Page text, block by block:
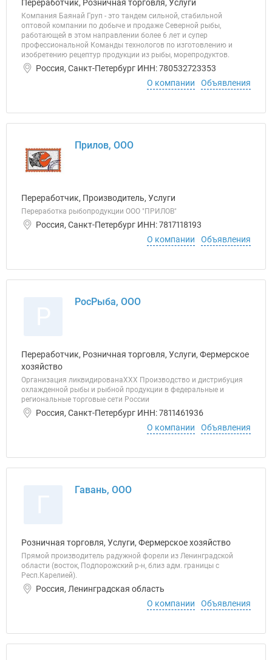
Переработчик, Розничная торговля, Услуги
Компания Баянай Груп - это тандем сильной, стабильной
оптовой компании по добыче и продаже Северной рыбы,
работающей в этом направлении более 6 лет и супер
профессиональной Команды технологов по изготовлению и
изобретению рецептур продукции из рыбы, морепродуктов.
Россия, Санкт-Петербург ИНН: 780532723353
О компании
Объявления
Прилов, ООО
Переработчик, Производитель, Услуги
Переработка рыбопродукции ООО "ПРИЛОВ"
Россия, Санкт-Петербург ИНН: 7817118193
О компании
Объявления
РосРыба, ООО
Переработчик, Розничная торговля, Услуги, Фермерское
хозяйство
Организация ликвидированаХХХ Производство и дистрибуция
охлажденной рыбы и рыбной продукции в федеральные и
региональные торговые сети России
Россия, Санкт-Петербург ИНН: 7811461936
О компании
Объявления
Гавань, ООО
Розничная торговля, Услуги, Фермерское хозяйство
Прямой производитель радужной форели из Ленинградской
области (восток, Подпорожский р-н, близ адм. границы с
Респ.Карелией).
Россия, Ленинградская область
О компании
Объявления